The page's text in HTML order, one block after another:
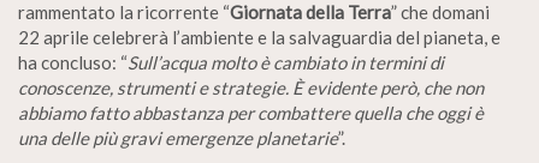
rammentato la ricorrente “Giornata della Terra” che domani
22 aprile celebrerà l’ambiente e la salvaguardia del pianeta, e
ha concluso: “Sull’acqua molto è cambiato in termini di
conoscenze, strumenti e strategie. È evidente però, che non
abbiamo fatto abbastanza per combattere quella che oggi è
una delle più gravi emergenze planetarie”.